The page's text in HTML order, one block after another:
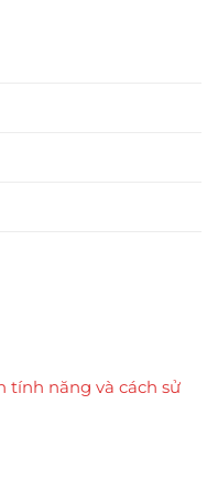
tính năng và cách sử